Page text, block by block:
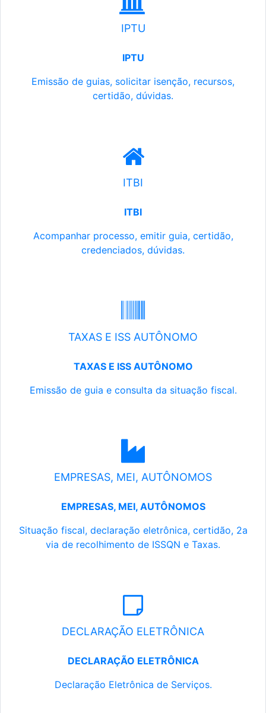
IPTU
IPTU
Emissão de guias, solicitar isenção, recursos,
certidão, dúvidas.
ITBI
ITBI
Acompanhar processo, emitir guia, certidão,
credenciados, dúvidas.
TAXAS E ISS AUTÔNOMO
TAXAS E ISS AUTÔNOMO
Emissão de guia e consulta da situação fiscal.
EMPRESAS, MEI, AUTÔNOMOS
EMPRESAS, MEI, AUTÔNOMOS
Situação fiscal, declaração eletrônica, certidão, 2a
via de recolhimento de ISSQN e Taxas.
DECLARAÇÃO ELETRÔNICA
DECLARAÇÃO ELETRÔNICA
Declaração Eletrônica de Serviços.